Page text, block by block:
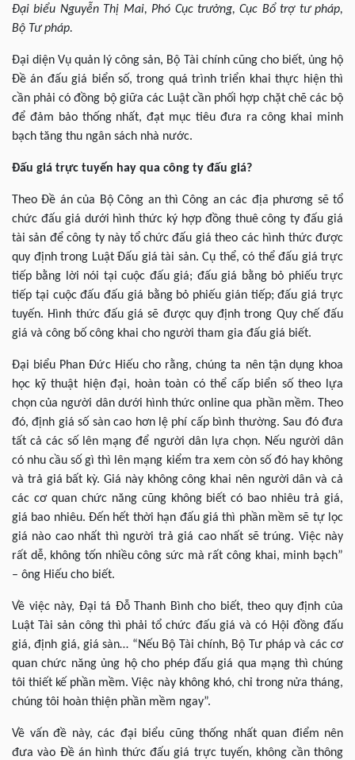
Đại biểu Nguyễn Thị Mai, Phó Cục trưởng, Cục Bổ trợ tư pháp,
Bộ Tư pháp.
Đại diện Vụ quản lý công sản, Bộ Tài chính cũng cho biết, ủng hộ
Đề án đấu giá biển số, trong quá trình triển khai thực hiện thì
cần phải có đồng bộ giữa các Luật cần phối hợp chặt chẽ các bộ
để đảm bảo thống nhất, đạt mục tiêu đưa ra công khai minh
bạch tăng thu ngân sách nhà nước.
Đấu giá trực tuyến hay qua công ty đấu giá?
Theo Đề án của Bộ Công an thì Công an các địa phương sẽ tổ
chức đấu giá dưới hình thức ký hợp đồng thuê công ty đấu giá
tài sản để công ty này tổ chức đấu giá theo các hình thức được
quy định trong Luật Đấu giá tài sản. Cụ thể, có thể đấu giá trực
tiếp bằng lời nói tại cuộc đấu giá; đấu giá bằng bỏ phiếu trực
tiếp tại cuộc đấu đấu giá bằng bỏ phiếu gián tiếp; đấu giá trực
tuyến. Hình thức đấu giá sẽ được quy định trong Quy chế đấu
giá và công bố công khai cho người tham gia đấu giá biết.
Đại biểu Phan Đức Hiếu cho rằng, chúng ta nên tận dụng khoa
học kỹ thuật hiện đại, hoàn toàn có thể cấp biển số theo lựa
chọn của người dân dưới hình thức online qua phần mềm. Theo
đó, định giá số sàn cao hơn lệ phí cấp bình thường. Sau đó đưa
tất cả các số lên mạng để người dân lựa chọn. Nếu người dân
có nhu cầu số gì thì lên mạng kiểm tra xem còn số đó hay không
và trả giá bất kỳ. Giá này không công khai nên người dân và cả
các cơ quan chức năng cũng không biết có bao nhiêu trả giá,
giá bao nhiêu. Đến hết thời hạn đấu giá thì phần mềm sẽ tự lọc
giá nào cao nhất thì người trả giá cao nhất sẽ trúng. Việc này
rất dễ, không tốn nhiều công sức mà rất công khai, minh bạch”
– ông Hiếu cho biết.
Về việc này, Đại tá Đỗ Thanh Bình cho biết, theo quy định của
Luật Tài sản công thì phải tổ chức đấu giá và có Hội đồng đấu
giá, định giá, giá sàn… “Nếu Bộ Tài chính, Bộ Tư pháp và các cơ
quan chức năng ủng hộ cho phép đấu giá qua mạng thì chúng
tôi thiết kế phần mềm. Việc này không khó, chỉ trong nửa tháng,
chúng tôi hoàn thiện phần mềm ngay”.
Về vấn đề này, các đại biểu cũng thống nhất quan điểm nên
đưa vào Đề án hình thức đấu giá trực tuyến, không cần thông